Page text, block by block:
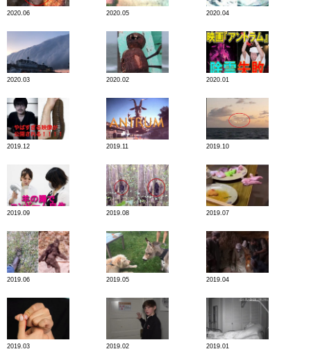
2020.06 2020.05 2020.04
2020.03 2020.02 2020.01
2019.12 2019.11 2019.10
2019.09 2019.08 2019.07
2019.06 2019.05 2019.04
2019.03 2019.02 2019.01